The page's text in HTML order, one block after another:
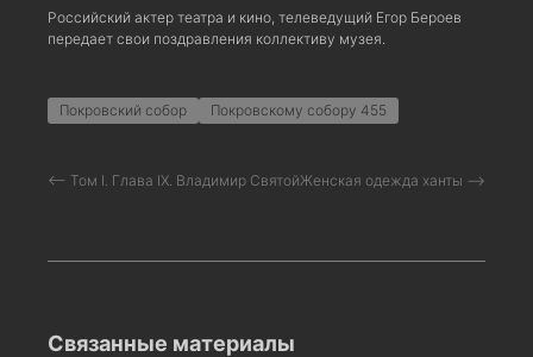
Российский актер театра и кино, телеведущий Егор Бероев
передает свои поздравления коллективу музея.
Покровский собор Покровскому собору 455
⟵ Том I. Глава IX. Владимир СвятойЖенская одежда ханты ⟶
Связанные материалы